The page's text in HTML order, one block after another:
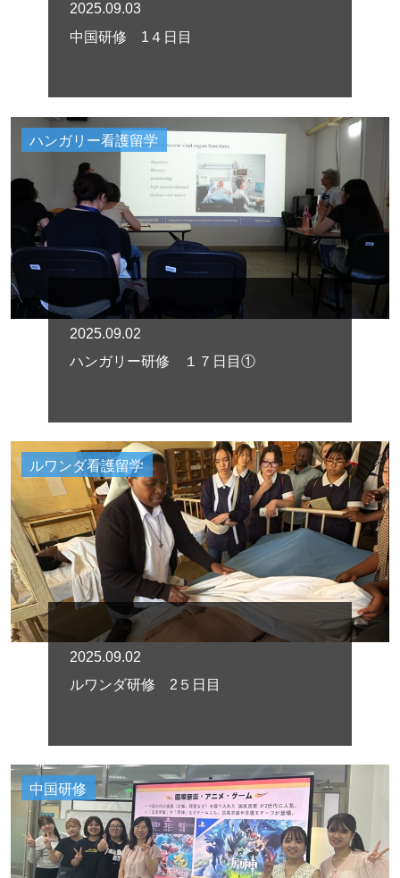
2025.09.03
中国研修 1４日目
ハンガリー看護留学
2025.09.02
ハンガリー研修 １７日目①
ルワンダ看護留学
2025.09.02
ルワンダ研修 2５日目
中国研修